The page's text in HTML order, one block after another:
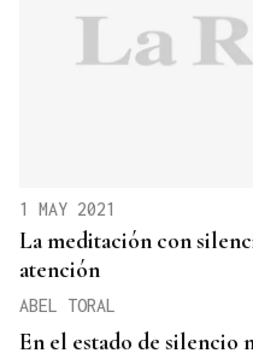
1 MAY 2021
La meditación con
atención
ABEL TORAL
En el estado de silencio